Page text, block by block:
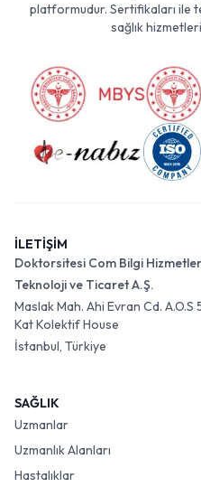
platformudur. Sertifikaları ile
sağlık
İLETİŞİM
Doktorsitesi Com Bilgi
Teknoloji ve Ticaret A.Ş.
Maslak Mah. Ahi Evran Cd.
Kat Kolektif House
İstanbul, Türkiye
SAĞLIK
Uzmanlar
Uzmanlık Alanları
Hastalıklar